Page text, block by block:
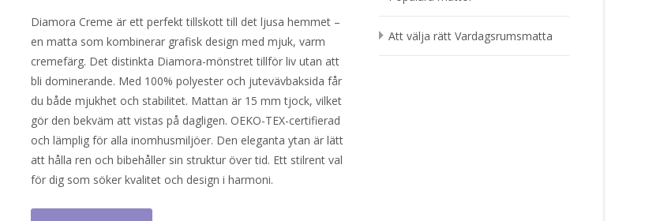
Diamora Creme är ett perfekt tillskott till det ljusa hemmet –
en matta som kombinerar grafisk design med mjuk, varm
cremefärg. Det distinkta Diamora-mönstret tillför liv utan att
bli dominerande. Med 100% polyester och jutevävbaksida får
du både mjukhet och stabilitet. Mattan är 15 mm tjock, vilket
gör den bekväm att vistas på dagligen. OEKO-TEX-certifierad
och lämplig för alla inomhusmiljöer. Den eleganta ytan är lätt
att hålla ren och bibehåller sin struktur över tid. Ett stilrent val
för dig som söker kvalitet och design i harmoni.
Att välja rätt Vardagsrumsmatta